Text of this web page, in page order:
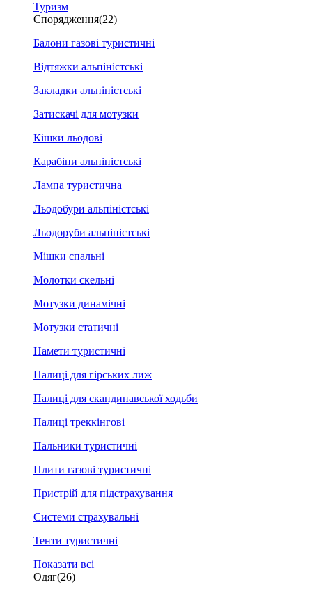
Туризм
Спорядження(22)
Балони газові туристичні
Відтяжки альпіністські
Закладки альпіністські
Затискачі для мотузки
Кішки льодові
Карабіни альпіністські
Лампа туристична
Льодобури альпіністські
Льодоруби альпіністські
Мішки спальні
Молотки скельні
Мотузки динамічні
Мотузки статичні
Намети туристичні
Палиці для гірських лиж
Палиці для скандинавської ходьби
Палиці треккінгові
Пальники туристичні
Плити газові туристичні
Пристрій для підстрахування
Системи страхувальні
Тенти туристичні
Показати всі
Одяг(26)